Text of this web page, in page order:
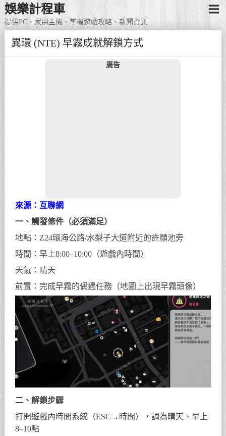
娛樂計程車
提供PC、家用主機、掌機遊戲攻略、新聞資訊
異環 (NTE) 早霧成就解鎖方式
廣告
來源：互聯網
一、觸發條件（必須滿足）
地點：Z24環海公路/水梨子大道附近的許願池旁
時間：早上8:00–10:00（遊戲內時間）
天氣：晴天
前置：完成早霧的偶遇任務（地圖上出現早霧頭像）
二、解鎖步驟
打開遊戲內時間系統（ESC→時間），調為晴天、早上
8–10點